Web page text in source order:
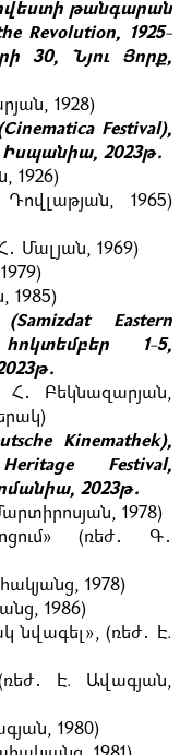
թանգարան
Revolution, 1925-
30, Նյու Յորք,
1928)
Festival),
2023թ․
1926)
1965)
Մալյան, 1969)
1985)
Eastern
1-5,
Հ․ Բեկնազարյան,
Kinemathek),
Festival,
2023թ․
1978)
(ռեժ․ Գ․
1978)
1986)
նվագել», (ռեժ․ Է.
Է. Ավագյան,
1980)